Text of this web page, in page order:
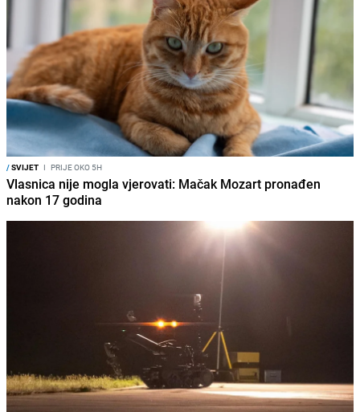
/SVIJET I PRIJE OKO 5H
Vlasnica nije mogla vjerovati: Mačak Mozart pronađen
nakon 17 godina